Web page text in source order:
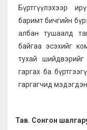
Бүртгүүлэхээр
баримт бичгийн
албан тушаалд
байгаа эсэхийг
тухай
гаргах ба
гаргагчид
Тав. Сонгон